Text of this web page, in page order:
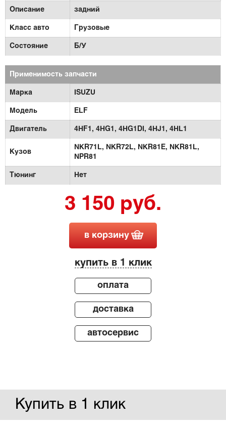
Описание задний
Класс авто Грузовые
Состояние Б/У
Применимость запчасти
Марка ISUZU
Модель ELF
Двигатель 4HF1, 4HG1, 4HG1DI, 4HJ1, 4HL1
Кузов
NKR71L, NKR72L, NKR81E,
NKR81L,
NPR81
Тюнинг Нет
3 150 руб.
в корзину
купить в 1 клик
оплата
доставка
автосервис
Купить в 1 клик